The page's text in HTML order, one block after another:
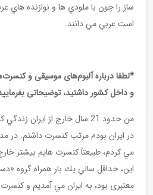
ساز را چون با ملودي ها و نوازنده هاي
است عربي مي دانند.
*لطفا درباره آلبوم‌های موسیقی و
و داخل کشور داشتید، توضیحاتی
من حدود 21 سال خارج از ايران
در ايران بودم مرتب كنسرت داشتم. در
مي كردم، طبيعتاً كنسرت هايم بیشتر
اين، حداقل سالي يك بار همراه گروه
معتبری بود، به ايران مي آمديم و